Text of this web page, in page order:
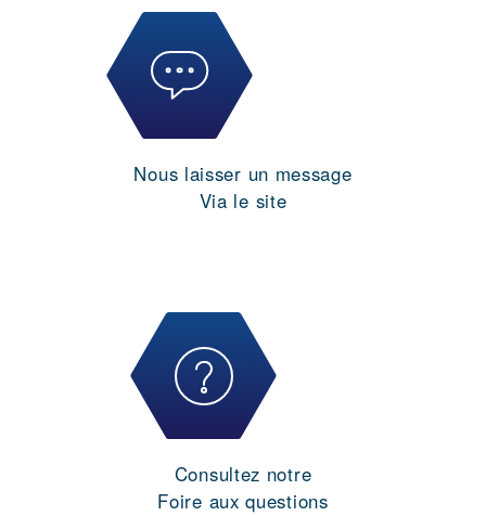
Nous laisser un message
Via le site
Consultez notre
Foire aux questions